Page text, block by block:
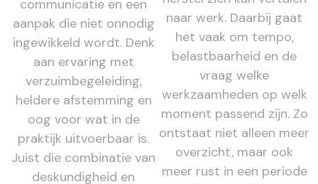
communicatie en een
aanpak die niet onnodig
ingewikkeld wordt. Denk
aan ervaring met
verzuimbegeleiding,
heldere afstemming en
oog voor wat in de
praktijk uitvoerbaar is.
Juist die combinatie van
deskundigheid en
naar werk. Daarbij gaat
het vaak om tempo,
belastbaarheid en de
vraag welke
werkzaamheden op welk
moment passend zijn. Zo
ontstaat niet alleen meer
overzicht, maar ook
meer rust in een periode